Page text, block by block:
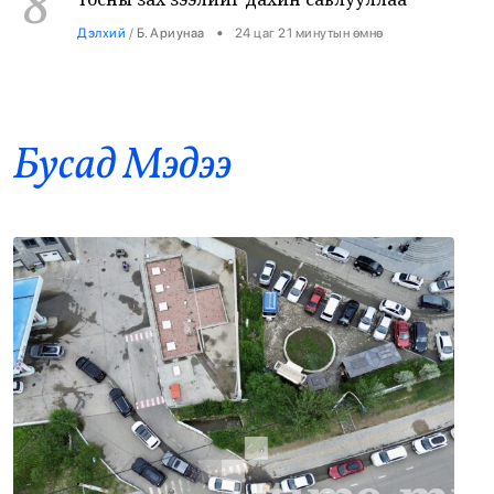
Нийслэл Б. Ариунаа
10
иржээ
Бодлого шийдвэр/ Х. Болормаа •
25 цаг 17 минутын өмнө
11
“Долфин” хар салхи Хятадыг чиглэн
ойртож байна
Дэлхий /АДМИН • 25 цаг 58 минутын өмнө
Бусад Mэдээ